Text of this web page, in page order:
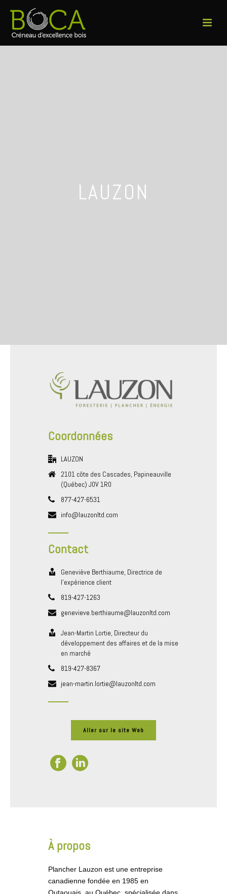
LAUZON
Coordonnées
LAUZON
2101 côte des Cascades, Papineauville
(Québec) J0V 1R0
877-427-6531
info@lauzonltd.com
Contact
Geneviève Berthiaume, Directrice de
l’expérience client
819-427-1263
genevieve.berthiaume@lauzonltd.com
Jean-Martin Lortie, Directeur du
développement des affaires et de la mise
en marché
819-427-8367
jean-martin.lortie@lauzonltd.com
Aller sur le site Web
À propos
Plancher Lauzon est une entreprise
canadienne fondée en 1985 en